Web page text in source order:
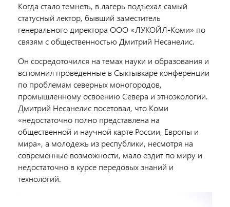
Когда стало темнеть, в лагерь подъехал самый
статусный лектор, бывший заместитель
генерального директора ООО «ЛУКОЙЛ-Коми» по
связям с общественностью Дмитрий Несанелис.
Он сосредоточился на темах науки и образования и
вспомнил проведенные в Сыктывкаре конференции
по проблемам северных моногородов,
промышленному освоению Севера и этноэкологии.
Дмитрий Несанелис посетовал, что Коми
«недостаточно полно представлена на
общественной и научной карте России, Европы и
мира», а молодежь из республики, несмотря на
современные возможности, мало ездит по миру и
недостаточно в курсе передовых знаний и
технологий.